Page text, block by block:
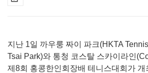
지난 1일 까우룽 짜이 파크(HKTA
Tsai Park)와 통청 코스탈 스카이라인
제8회 홍콩한인회장배 테니스대회가 개